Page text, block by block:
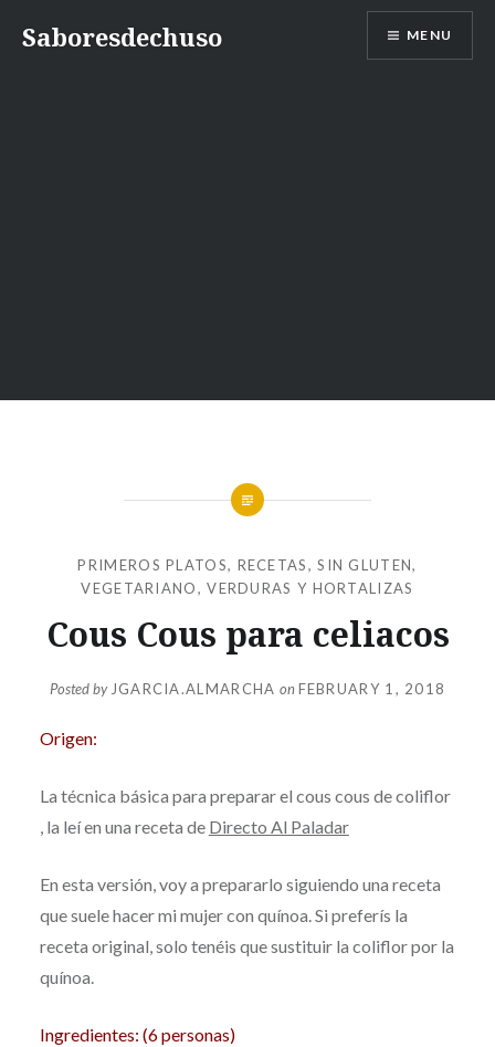
Saboresdechuso MENU
PRIMEROS PLATOS, RECETAS,SIN GLUTEN,
VEGETARIANO,VERDURAS Y HORTALIZAS
Cous Cous para celiacos
Posted by JGARCIA.ALMARCHA onFEBRUARY 1, 2018
Origen:
La técnica básica para preparar el cous cous de coliflor
, la leí en una receta de Directo Al Paladar
En esta versión, voy a prepararlo siguiendo una receta
que suele hacer mi mujer con quínoa. Si preferís la
receta original, solo tenéis que sustituir la coliflor por la
quínoa.
Ingredientes: (6 personas)